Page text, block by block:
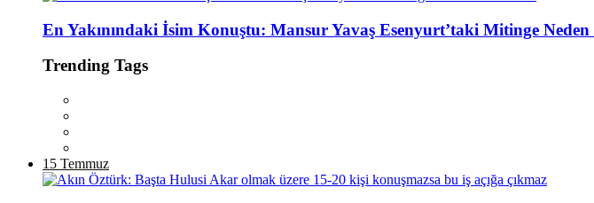
En Yakınındaki İsim Konuştu: Mansur Yavaş Esenyurt’taki Mitinge Neden
Trending Tags
15 Temmuz